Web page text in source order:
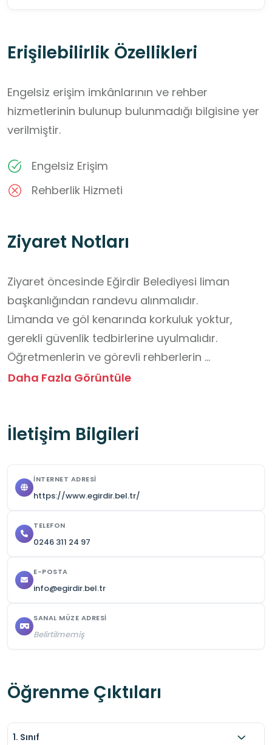
Erişilebilirlik Özellikleri
Engelsiz erişim imkânlarının ve rehber
hizmetlerinin bulunup bulunmadığı bilgisine yer
verilmiştir.
Engelsiz Erişim
Rehberlik Hizmeti
Ziyaret Notları
Ziyaret öncesinde Eğirdir Belediyesi liman
başkanlığından randevu alınmalıdır.
Limanda ve göl kenarında korkuluk yoktur,
gerekli güvenlik tedbirlerine uyulmalıdır.
Öğretmenlerin ve görevli rehberlerin
yönlendirme ve talimatlarına uyulmalıdır.
Şapka bulundurulmalıdır.
Daha Fazla Görüntüle
İletişim Bilgileri
İNTERNET ADRESI
https://www.egirdir.bel.tr/
TELEFON
0246 311 24 97
E-POSTA
info@egirdir.bel.tr
SANAL MÜZE ADRESI
Belirtilmemiş
Öğrenme Çıktıları
1. Sınıf